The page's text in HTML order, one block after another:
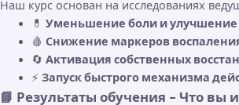
Наш курс основан на исследованиях
💊 Уменьшение боли и
🩸 Снижение маркеров
🔄 Активация собственных
⚡ Запуск быстрого механизма
📘 Результаты обучения - Что вы